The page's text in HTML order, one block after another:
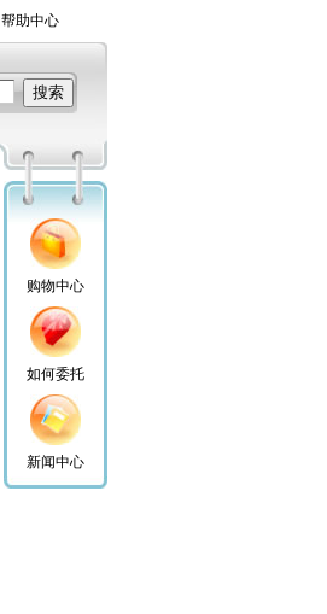
帮助中心
购物中心
如何委托
新闻中心